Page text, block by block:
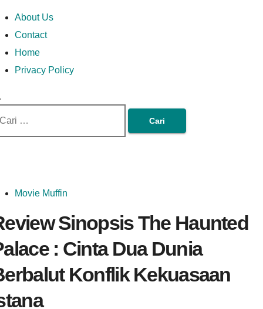
Money In Every
Way
In Every Way
About Us
Contact
Home
Privacy Policy
Movie Muffin
Sinopsis The Haunted
: Cinta Dua Dunia
Konflik Kekuasaan